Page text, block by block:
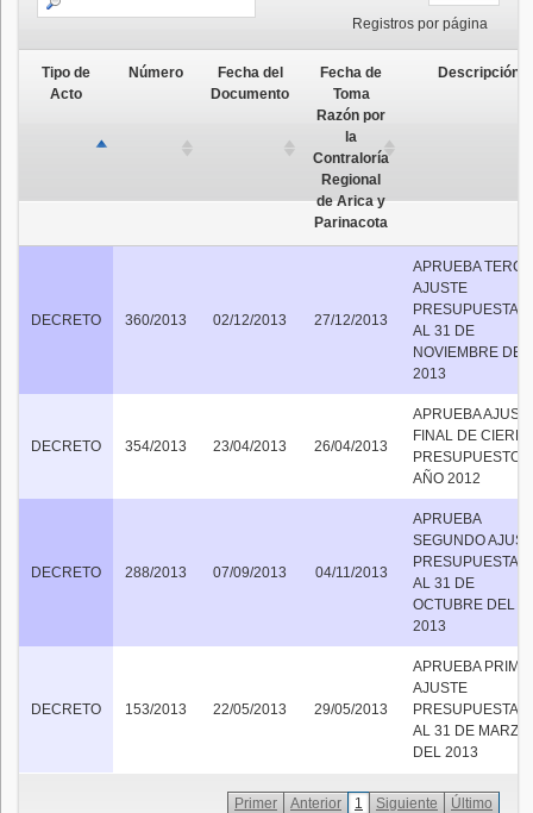
Registros por página
Tipo de
Acto
Número
Fecha del
Documento
Fecha de
Toma
Razón por
la
Contraloría
Regional
de Arica y
Parinacota
Descripción
DECRETO 360/2013 02/12/2013 27/12/2013
APRUEBA
AJUSTE
AL 31 DE
NOVIEMBRE DEL
2013
DECRETO 354/2013 23/04/2013 26/04/2013
APRUEBA
FINAL DE
PRESUPUESTO
AÑO 2012
DECRETO 288/2013 07/09/2013 04/11/2013
APRUEBA
SEGUNDO
AL 31 DE
OCTUBRE DEL
2013
DECRETO 153/2013 22/05/2013 29/05/2013
APRUEBA
AJUSTE
AL 31 DE MARZO
DEL 2013
Primer Anterior 1 Siguiente Último